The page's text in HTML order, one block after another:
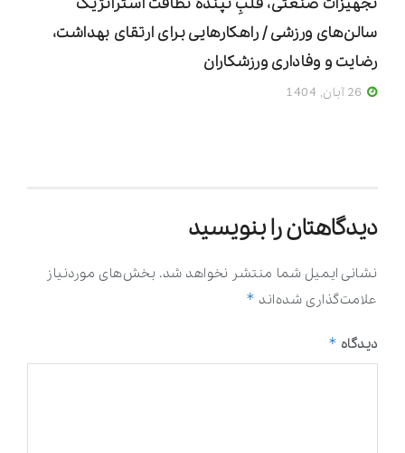
سالن‌های ورزشی / راهکارهایی برای ارتقای بهداشت،
رضایت و وفاداری ورزشکاران
دیدگاهتان را بنویسید
نشانی ایمیل شما منتشر نخواهد شد. بخش‌های موردنیاز
علامت‌گذاری شده‌اند *
دیدگاه *